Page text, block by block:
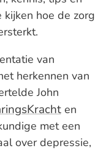
hoe de zorg
van
herkennen van
John
en
met een
over depressie,